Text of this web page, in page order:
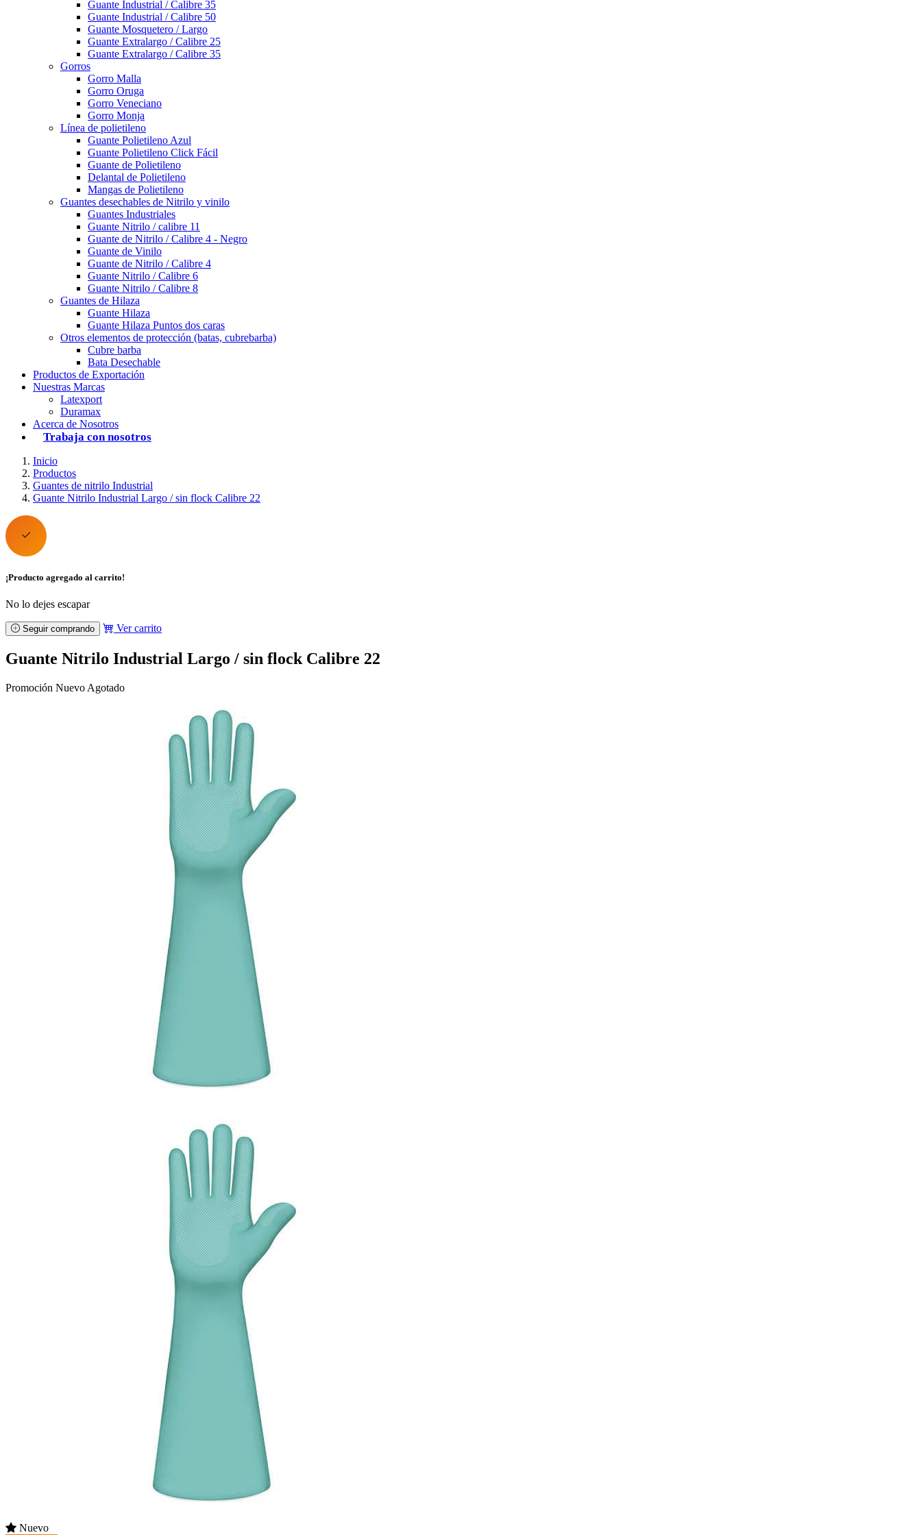
Guante Industrial / Calibre 35
Guante Industrial / Calibre 50
Guante Mosquetero / Largo
Guante Extralargo / Calibre 25
Guante Extralargo / Calibre 35
Gorros
Gorro Malla
Gorro Oruga
Gorro Veneciano
Gorro Monja
Línea de polietileno
Guante Polietileno Azul
Guante Polietileno Click Fácil
Guante de Polietileno
Delantal de Polietileno
Mangas de Polietileno
Guantes desechables de Nitrilo y vinilo
Guantes Industriales
Guante Nitrilo / calibre 11
Guante de Nitrilo / Calibre 4 - Negro
Guante de Vinilo
Guante de Nitrilo / Calibre 4
Guante Nitrilo / Calibre 6
Guante Nitrilo / Calibre 8
Guantes de Hilaza
Guante Hilaza
Guante Hilaza Puntos dos caras
Otros elementos de protección (batas, cubrebarba)
Cubre barba
Bata Desechable
Productos de Exportación
Nuestras Marcas
Latexport
Duramax
Acerca de Nosotros
Trabaja con nosotros
Inicio
Productos
Guantes de nitrilo Industrial
Guante Nitrilo Industrial Largo / sin flock Calibre 22
¡Producto agregado al carrito!
No lo dejes escapar
Seguir comprando Ver carrito
Guante Nitrilo Industrial Largo / sin flock Calibre 22
Promoción Nuevo Agotado
Nuevo